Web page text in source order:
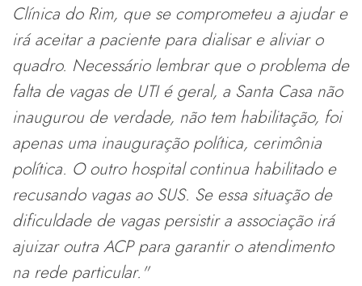
Clínica do Rim, que se comprometeu a ajudar e
irá aceitar a paciente para dialisar e aliviar o
quadro. Necessário lembrar que o problema de
falta de vagas de UTI é geral, a Santa Casa não
inaugurou de verdade, não tem habilitação, foi
apenas uma inauguração política, cerimônia
política. O outro hospital continua habilitado e
recusando vagas ao SUS. Se essa situação de
dificuldade de vagas persistir a associação irá
ajuizar outra ACP para garantir o atendimento
na rede particular."